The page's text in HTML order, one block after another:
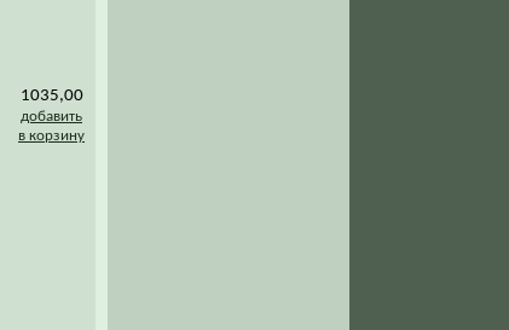
1035,00
добавить
в корзину